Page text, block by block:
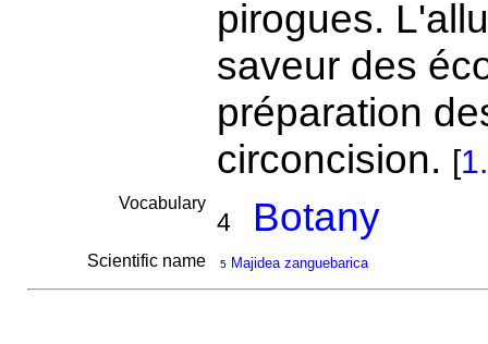
pirogues.
saveur des
préparation
circoncision. [
Vocabulary
4 Botany
Scientific name 5 Majidea zanguebarica